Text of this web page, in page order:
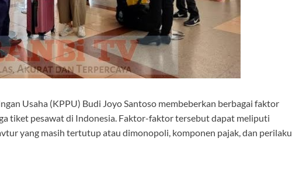
Usaha (KPPU) Budi Joyo Santoso membeberkan berbagai faktor
tiket pesawat di Indonesia. Faktor-faktor tersebut dapat meliputi
yang masih tertutup atau dimonopoli, komponen pajak, dan perilaku